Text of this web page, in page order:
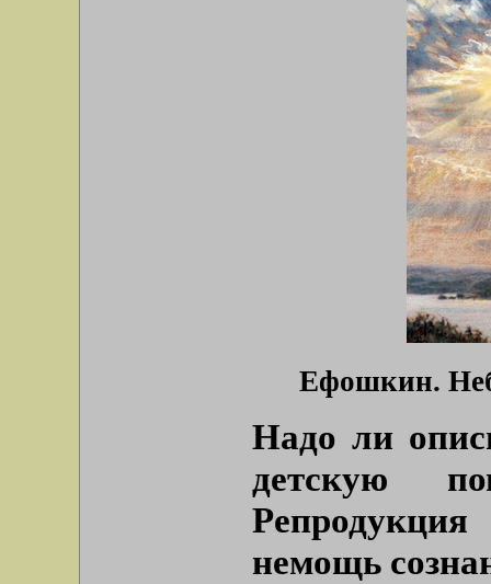
Ефошкин.
Надо ли
детскую
немощь